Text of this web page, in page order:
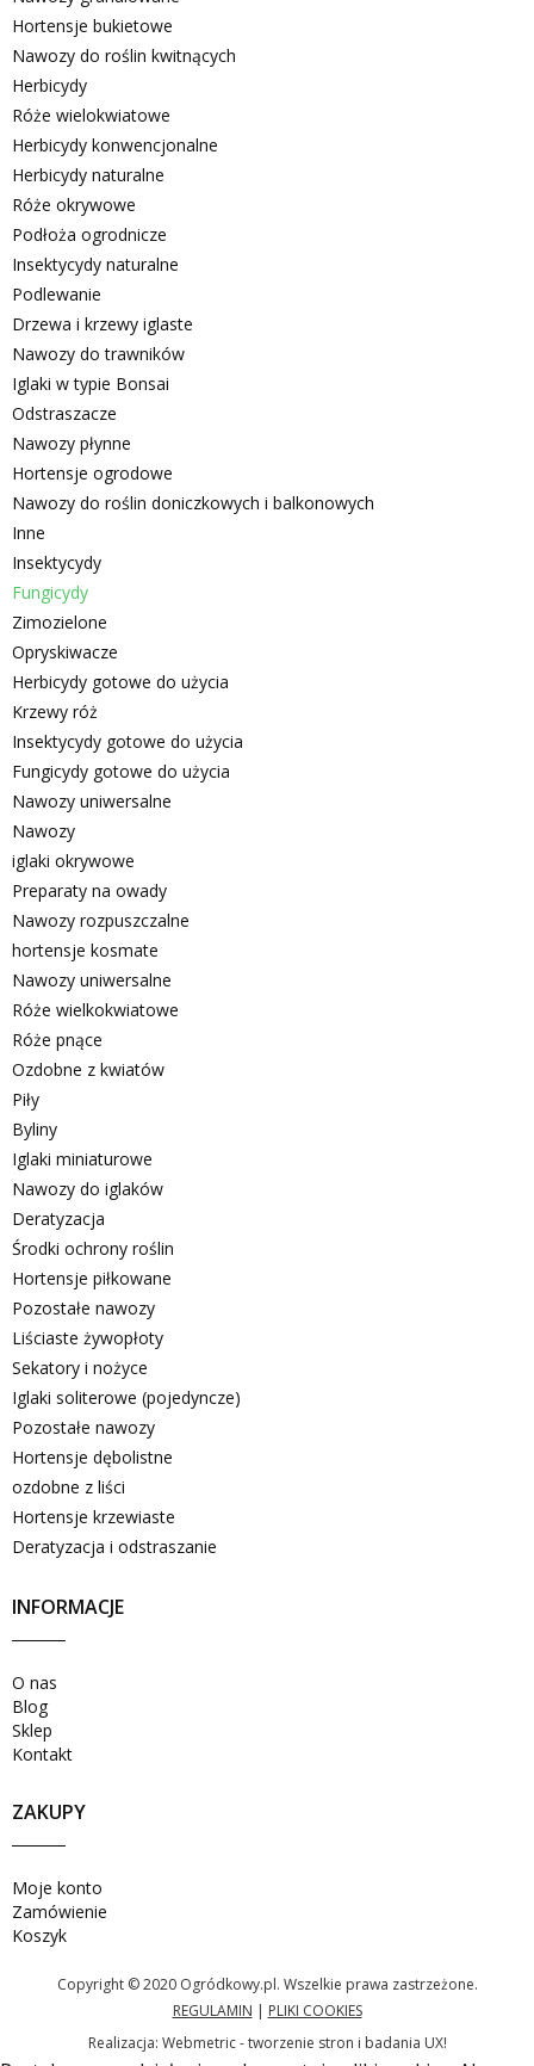
Hortensje bukietowe
Nawozy do roślin kwitnących
Herbicydy
Róże wielokwiatowe
Herbicydy konwencjonalne
Herbicydy naturalne
Róże okrywowe
Podłoża ogrodnicze
Insektycydy naturalne
Podlewanie
Drzewa i krzewy iglaste
Nawozy do trawników
Iglaki w typie Bonsai
Odstraszacze
Nawozy płynne
Hortensje ogrodowe
Nawozy do roślin doniczkowych i balkonowych
Inne
Insektycydy
Fungicydy
Zimozielone
Opryskiwacze
Herbicydy gotowe do użycia
Krzewy róż
Insektycydy gotowe do użycia
Fungicydy gotowe do użycia
Nawozy uniwersalne
Nawozy
iglaki okrywowe
Preparaty na owady
Nawozy rozpuszczalne
hortensje kosmate
Nawozy uniwersalne
Róże wielkokwiatowe
Róże pnące
Ozdobne z kwiatów
Piły
Byliny
Iglaki miniaturowe
Nawozy do iglaków
Deratyzacja
Środki ochrony roślin
Hortensje piłkowane
Pozostałe nawozy
Liściaste żywopłoty
Sekatory i nożyce
Iglaki soliterowe (pojedyncze)
Pozostałe nawozy
Hortensje dębolistne
ozdobne z liści
Hortensje krzewiaste
Deratyzacja i odstraszanie
INFORMACJE
O nas
Blog
Sklep
Kontakt
ZAKUPY
Moje konto
Zamówienie
Koszyk
Copyright © 2020 Ogródkowy.pl. Wszelkie prawa zastrzeżone.
REGULAMIN | PLIKI COOKIES
Realizacja: Webmetric - tworzenie stron i badania UX!